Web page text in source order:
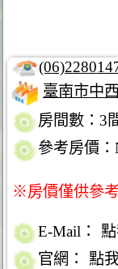
臺南市中
房間數：3
參考房價：
※房價僅供參
E-Mail：
官網：
點